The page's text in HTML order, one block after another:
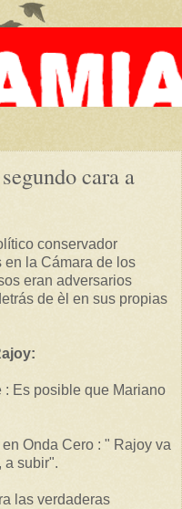
cara a
conservador
en la Cámara de los
eran adversarios
de èl en sus propias
: Es posible que Mariano
Onda Cero : " Rajoy va
a subir".
las verdaderas